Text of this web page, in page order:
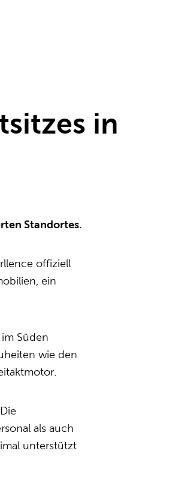
in
Standortes.
offiziell
ein
Süden
wie den
als auch
unterstützt